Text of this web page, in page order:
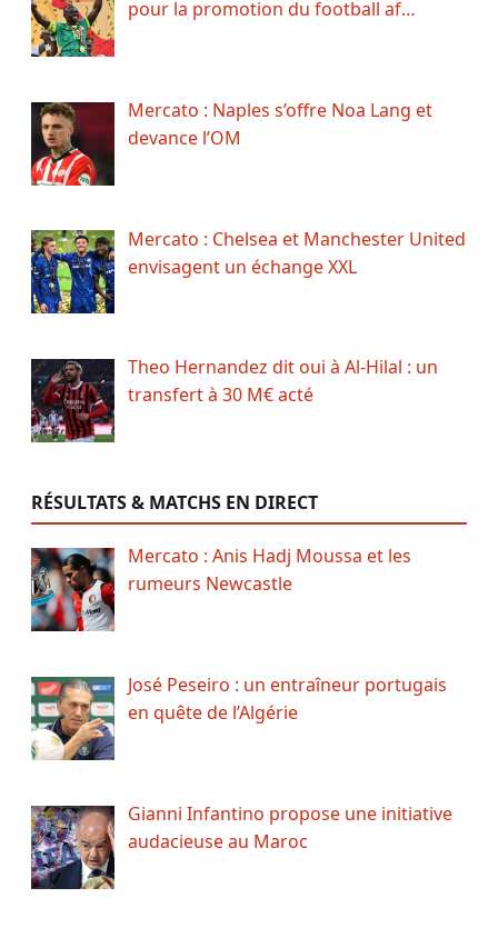
pour la promotion du football af…
Mercato : Naples s’offre Noa Lang et
devance l’OM
Mercato : Chelsea et Manchester United
envisagent un échange XXL
Theo Hernandez dit oui à Al-Hilal : un
transfert à 30 M€ acté
RÉSULTATS & MATCHS EN DIRECT
Mercato : Anis Hadj Moussa et les
rumeurs Newcastle
José Peseiro : un entraîneur portugais
en quête de l’Algérie
Gianni Infantino propose une initiative
audacieuse au Maroc